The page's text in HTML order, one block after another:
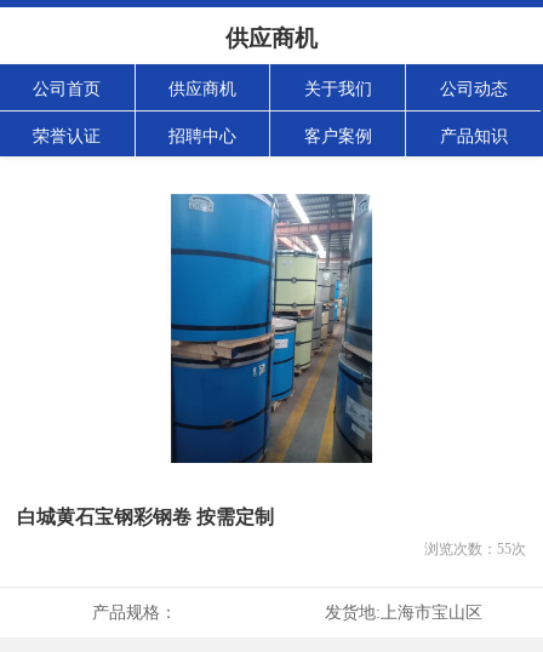
供应商机
公司首页 供应商机 关于我们 公司动态
荣誉认证 招聘中心 客户案例 产品知识
白城黄石宝钢彩钢卷 按需定制
浏览次数： 55次
产品规格： 发货地: 上海市宝山区